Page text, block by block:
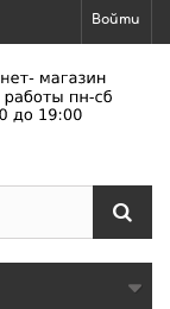
Войти